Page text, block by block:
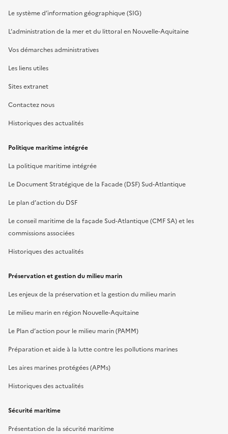
Le système d’information géographique (SIG)
L’administration de la mer et du littoral en Nouvelle-Aquitaine
Vos démarches administratives
Les liens utiles
Sites extranet
Contactez nous
Historiques des actualités
Politique maritime intégrée
La politique maritime intégrée
Le Document Stratégique de la Facade (DSF) Sud-Atlantique
Le plan d’action du DSF
Le conseil maritime de la façade Sud-Atlantique (CMF SA) et les
commissions associées
Historiques des actualités
Préservation et gestion du milieu marin
Les enjeux de la préservation et la gestion du milieu marin
Le milieu marin en région Nouvelle-Aquitaine
Le Plan d’action pour le milieu marin (PAMM)
Préparation et aide à la lutte contre les pollutions marines
Les aires marines protégées (APMs)
Historiques des actualités
Sécurité maritime
Présentation de la sécurité maritime